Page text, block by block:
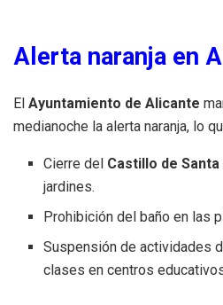
Alerta naranja en
El Ayuntamiento de Alicante
medianoche la alerta naranja, lo
Cierre del Castillo de
jardines.
Prohibición del baño en las
Suspensión de actividades
clases en centros